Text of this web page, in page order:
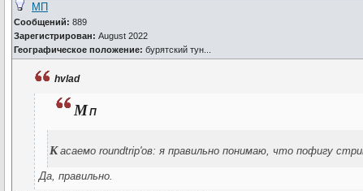
МП
Сообщений: 889
Зарегистрирован: August 2022
Географическое положение: бурятский тун...
hvlad
МП
касаемо roundtrip'ов: я правильно понимаю, что пофигу
Да, правильно.